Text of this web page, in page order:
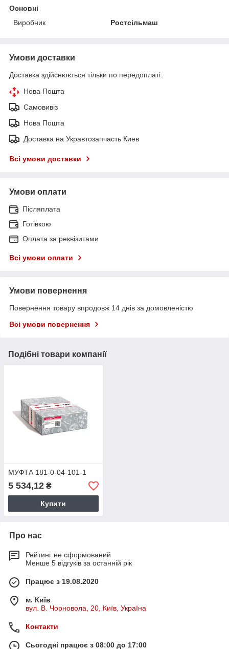
Основні
Виробник
Ростсільмаш
Умови доставки
Доставка здійснюється тільки по передоплаті.
Нова Пошта
Самовивіз
Нова Пошта
Доставка на Укравтозапчасть Киев
Всі умови доставки
Умови оплати
Післяплата
Готівкою
Оплата за реквізитами
Всі умови оплати
Умови повернення
Повернення товару впродовж 14 днів за домовленістю
Всі умови повернення
Подібні товари компанії
МУФТА 181-0-04-101-1
5 534,12 ₴
Купити
Про нас
Рейтинг не сформований
Менше 5 відгуків за останній рік
Працює з 19.08.2020
м. Київ
вул. В. Чорновола, 20, Київ, Україна
Контакти
Сьогодні працює з 08:00 до 17:00